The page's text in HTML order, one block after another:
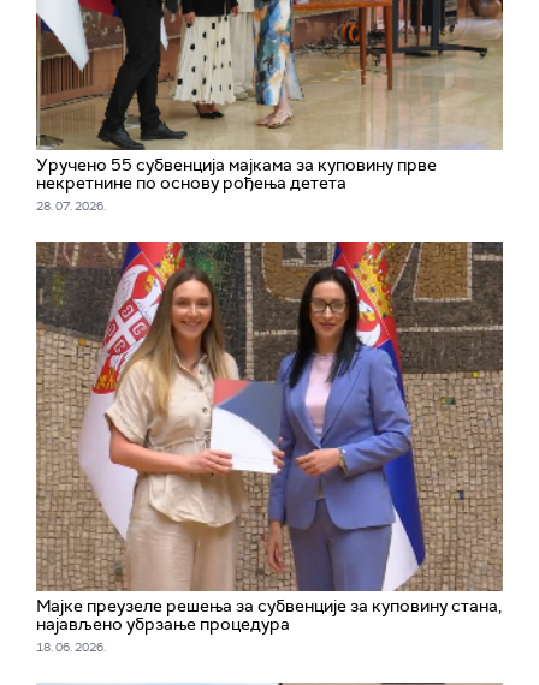
Уручено 55 субвенција мајкама за куповину прве
некретнине по основу рођења детета
28. 07. 2026.
Мајке преузеле решења за субвенције за куповину стана,
најављено убрзање процедура
18. 06. 2026.